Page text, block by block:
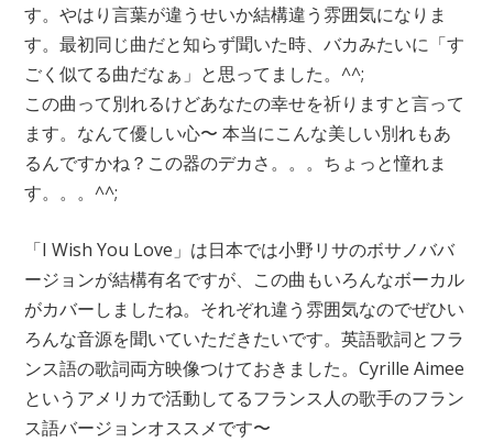
す。やはり言葉が違うせいか結構違う雰囲気になりま
す。最初同じ曲だと知らず聞いた時、バカみたいに「す
ごく似てる曲だなぁ」と思ってました。^^;
この曲って別れるけどあなたの幸せを祈りますと言って
ます。なんて優しい心〜 本当にこんな美しい別れもあ
るんですかね？この器のデカさ。。。ちょっと憧れま
す。。。^^;
「I Wish You Love」は日本では小野リサのボサノババ
ージョンが結構有名ですが、この曲もいろんなボーカル
がカバーしましたね。それぞれ違う雰囲気なのでぜひい
ろんな音源を聞いていただきたいです。英語歌詞とフラ
ンス語の歌詞両方映像つけておきました。Cyrille Aimee
というアメリカで活動してるフランス人の歌手のフラン
ス語バージョンオススメです〜